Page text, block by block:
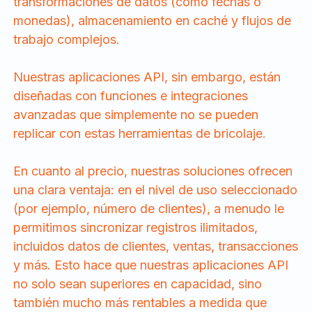
monedas), almacenamiento en caché y flujos de
trabajo complejos.
Nuestras aplicaciones API, sin embargo, están
diseñadas con funciones e integraciones
avanzadas que simplemente no se pueden
replicar con estas herramientas de bricolaje.
En cuanto al precio, nuestras soluciones ofrecen
una clara ventaja: en el nivel de uso seleccionado
(por ejemplo, número de clientes), a menudo le
permitimos sincronizar registros ilimitados,
incluidos datos de clientes, ventas, transacciones
y más. Esto hace que nuestras aplicaciones API
no solo sean superiores en capacidad, sino
también mucho más rentables a medida que